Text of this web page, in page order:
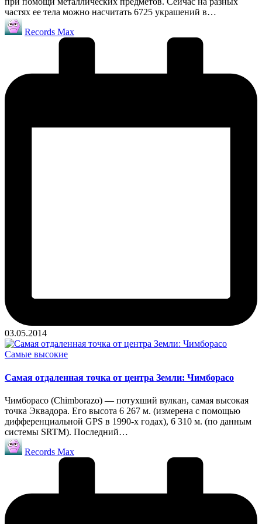
частях ее тела можно насчитать 6725 украшений в…
Запись
от
Records Max
03.05.2014
Опубликовано
Самые высокие
Самая отдаленная точка от центра Земли: Чимборасо
Чимборасо (Chimborazo) — потухший вулкан, самая высокая
точка Эквадора. Его высота 6 267 м. (измерена с помощью
дифференциальной GPS в 1990-х годах), 6 310 м. (по данным
системы SRTM). Последний…
Запись
от
Records Max